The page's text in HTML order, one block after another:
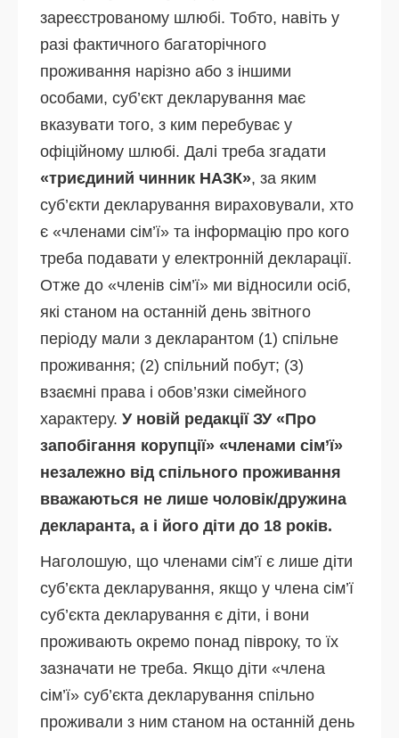
зареєстрованому шлюбі. Тобто, навіть у
разі фактичного багаторічного
проживання нарізно або з іншими
особами, суб’єкт декларування має
вказувати того, з ким перебуває у
офіційному шлюбі. Далі треба згадати
«триєдиний чинник НАЗК», за яким
суб’єкти декларування вираховували, хто
є «членами сім’ї» та інформацію про кого
треба подавати у електронній декларації.
Отже до «членів сім’ї» ми відносили осіб,
які станом на останній день звітного
періоду мали з декларантом (1) спільне
проживання; (2) спільний побут; (3)
взаємні права і обов’язки сімейного
характеру. У новій редакції ЗУ «Про
запобігання корупції» «членами сім’ї»
незалежно від спільного проживання
вважаються не лише чоловік/дружина
декларанта, а і його діти до 18 років.
Наголошую, що членами сім’ї є лише діти
суб’єкта декларування, якщо у члена сім’ї
суб’єкта декларування є діти, і вони
проживають окремо понад півроку, то їх
зазначати не треба. Якщо діти «члена
сім’ї» суб’єкта декларування спільно
проживали з ним станом на останній день